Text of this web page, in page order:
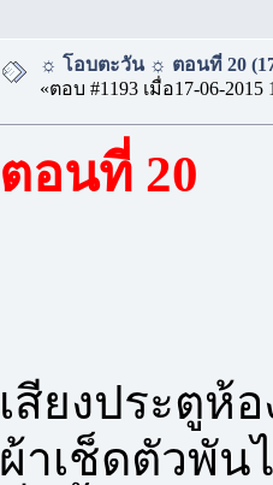
☼ โอบตะวัน ☼ ตอนที่ 20
«ตอบ #1193 เมื่อ17-06-2015
ตอนที่ 20
เสียงประตูห้
ผ้าเช็ดตัวพัน